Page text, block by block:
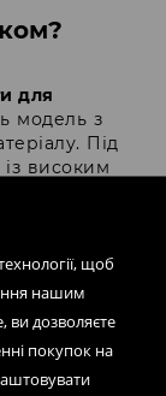
щоб
нашим
дозволяєте
покупок на
для
модель з
Під
високим
образу